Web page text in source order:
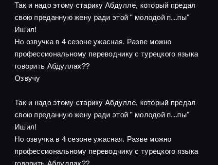
Так и надо этому старику Абдулле, который предал
свою преданную жену ради этой " молодой п...пы"
Ишил!
Но озвучка в 4 сезоне ужасная. Разве можно
профессиональному переводчику с турецкого языка
говорить Абдуллах??
Озвучу
Так и надо этому старику Абдулле, который предал
свою преданную жену ради этой " молодой п...пы"
Ишил!
Но озвучка в 4 сезоне ужасная. Разве можно
профессиональному переводчику с турецкого языка
говорить Абдуллах??